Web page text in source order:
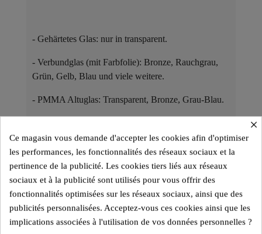
- Gehärtetes Glas: nur in transparent.
- Verbundglas (mit Farbfolie): Bronze, Rauchgrau,
Grün, Gelb, Blau und viele weitere.
- PMMA Altuglas: Transparent, Bronze, Grau-Blau.
Die Modelle mit Glas oder PMMA Altuglas eignen
sich für den Innenbereich, während die PMMA
Altuglas-Varianten auch für den Außenbereich
konzipiert sind.
Sammlerstücke mit Charakter ​
×
Ce magasin vous demande d'accepter les cookies afin d'optimiser
les performances, les fonctionnalités des réseaux sociaux et la
pertinence de la publicité. Les cookies tiers liés aux réseaux
sociaux et à la publicité sont utilisés pour vous offrir des
fonctionnalités optimisées sur les réseaux sociaux, ainsi que des
publicités personnalisées. Acceptez-vous ces cookies ainsi que les
implications associées à l'utilisation de vos données personnelles ?